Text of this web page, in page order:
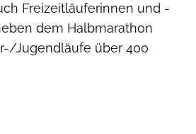
Freizeitläuferinnen und -
dem Halbmarathon
Jugendläufe über 400